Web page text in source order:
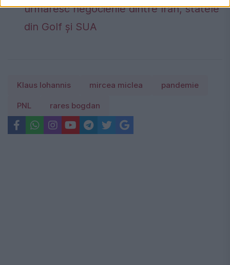
urmăresc negocierile dintre Iran, statele
din Golf și SUA
Klaus Iohannis mircea miclea pandemie
PNL rares bogdan